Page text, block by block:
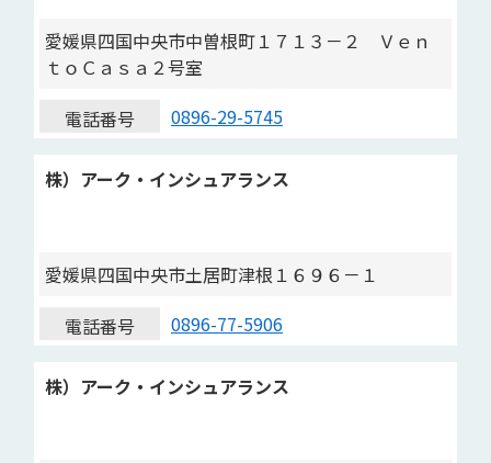
愛媛県四国中央市中曽根町１７１３－２ Ｖｅｎ
ｔｏＣａｓａ２号室
電話番号
0896-29-5745
株）アーク・インシュアランス
愛媛県四国中央市土居町津根１６９６－１
電話番号
0896-77-5906
株）アーク・インシュアランス